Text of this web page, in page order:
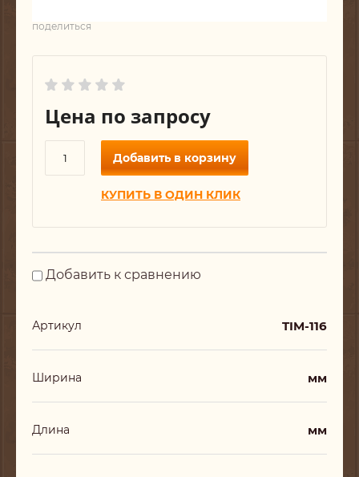
поделиться
Цена по запросу
Добавить в корзину
КУПИТЬ В ОДИН КЛИК
Добавить к сравнению
Артикул TIM-116
Ширина мм
Длина мм